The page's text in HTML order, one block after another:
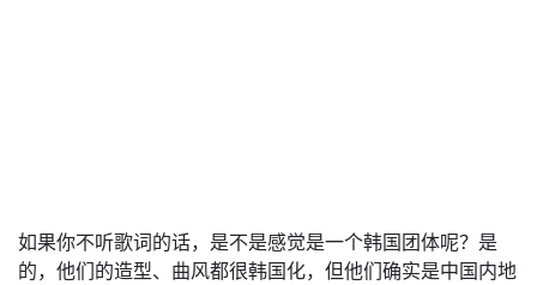
如果你不听歌词的话，是不是感觉是一个韩国团体呢？是
的，他们的造型、曲风都很韩国化，但他们确实是中国内地